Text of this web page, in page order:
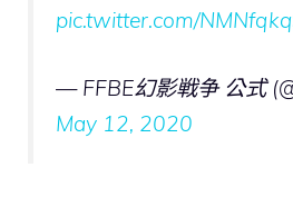
pic.twitter.com/
— FFBE幻影戦争 公式
May 12, 2020